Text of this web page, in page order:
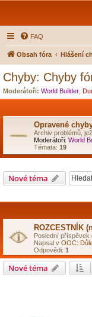
FAQ
Obsah fóra Hlášení
Chyby: Chyby
Moderátoři: World Builder
Opravené
Archiv problémů,
Moderátoři: World
Témata: 19
Nové téma
ROZCESTNÍK
Poslední příspěvek
Napsal v OOC:
Odpovědi: 1
Nové téma